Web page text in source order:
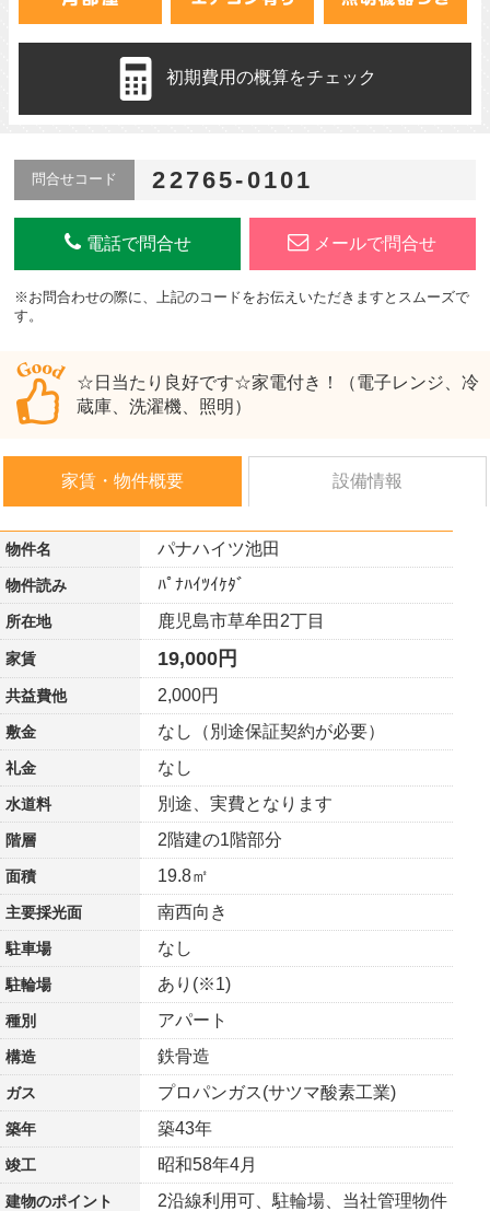
初期費用の概算をチェック
問合せコード 22765-0101
電話で問合せ メールで問合せ
※お問合わせの際に、上記のコードをお伝えいただきますとスムーズで
す。
☆日当たり良好です☆家電付き！（電子レンジ、冷
蔵庫、洗濯機、照明）
家賃・物件概要 設備情報
物件名 パナハイツ池田
物件読み ﾊﾟﾅﾊｲﾂｲｹﾀﾞ
所在地 鹿児島市草牟田2丁目
家賃 19,000円
共益費他 2,000円
敷金 なし（別途保証契約が必要）
礼金 なし
水道料 別途、実費となります
階層 2階建の1階部分
面積 19.8㎡
主要採光面 南西向き
駐車場 なし
駐輪場 あり(※1)
種別 アパート
構造 鉄骨造
ガス プロパンガス(サツマ酸素工業)
築年 築43年
竣工 昭和58年4月
建物のポイント 2沿線利用可、駐輪場、当社管理物件